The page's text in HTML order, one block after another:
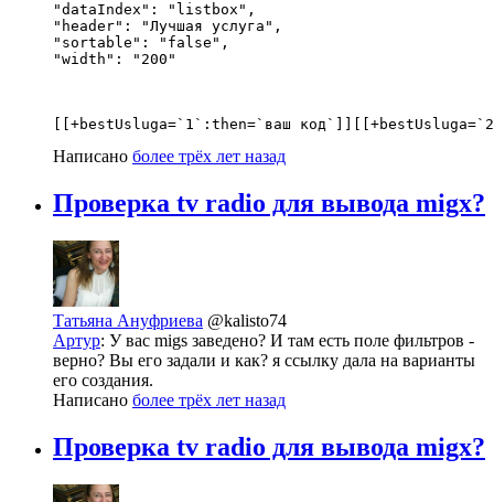
"dataIndex": "listbox",
"header": "Лучшая услуга",
"sortable": "false",
"width": "200"
[[+bestUsluga=`1`:then=`ваш
Написано более трёх лет назад
Проверка tv radio для вывода migx?
Татьяна Ануфриева @kalisto74
Артур: У вас migs заведено? И там есть поле фильтров -
верно? Вы его задали и как? я ссылку дала на варианты
его создания.
Написано более трёх лет назад
Проверка tv radio для вывода migx?